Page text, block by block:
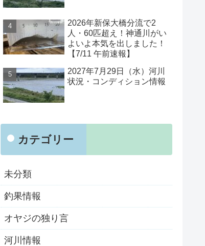
2026年新保大橋分流で2
人・60匹超え！神通川がい
よいよ本気を出しました！
【7/11 午前速報】
2027年7月29日（水）河川
状況・コンディション情報
カテゴリー
未分類
釣果情報
オヤジの独り言
河川情報